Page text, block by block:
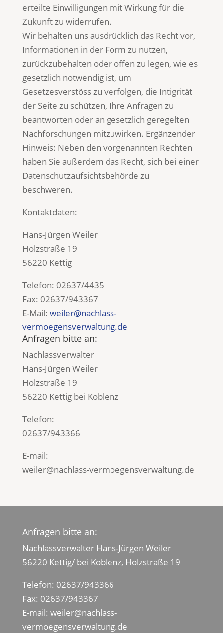
erteilte Einwilligungen mit Wirkung für die
Zukunft zu widerrufen.
Wir behalten uns ausdrücklich das Recht vor,
Informationen in der Form zu nutzen,
zurückzubehalten oder offen zu legen, wie es
gesetzlich notwendig ist, um
Gesetzesverstöss zu verfolgen, die Intigrität
der Seite zu schützen, Ihre Anfragen zu
beantworten oder an gesetzlich geregelten
Nachforschungen mitzuwirken. Ergänzender
Hinweis: Neben den vorgenannten Rechten
haben Sie außerdem das Recht, sich bei einer
Datenschutzaufsichtsbehörde zu
beschweren.
Kontaktdaten:
Hans-Jürgen Weiler
Holzstraße 19
56220 Kettig
Telefon: 02637/4435
Fax: 02637/943367
E-Mail: weiler@nachlass-
vermoegensverwaltung.de
Anfragen bitte an:
Nachlassverwalter
Hans-Jürgen Weiler
Holzstraße 19
56220 Kettig bei Koblenz
Telefon:
02637/943366
E-mail:
weiler@nachlass-vermoegensverwaltung.de
Anfragen bitte an:
Nachlassverwalter Hans-Jürgen Weiler
56220 Kettig/ bei Koblenz, Holzstraße 19
Telefon: 02637/943366
Fax: 02637/943367
E-mail: weiler@nachlass-
vermoegensverwaltung.de